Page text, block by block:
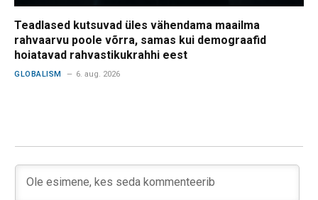
Teadlased kutsuvad üles vähendama maailma
rahvaarvu poole võrra, samas kui demograafid
hoiatavad rahvastikukrahhi eest
GLOBALISM 6. aug. 2026